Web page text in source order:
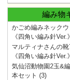
編み物
かごめ編みネック
《四角い編み針Ver.》
マルティナさんの
《四角い編み針Ver.》
気仙沼動物園2玉&
本セット (3)